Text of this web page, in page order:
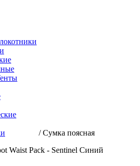
/Сумка поясная
Waist Pack - Sentinel Синий